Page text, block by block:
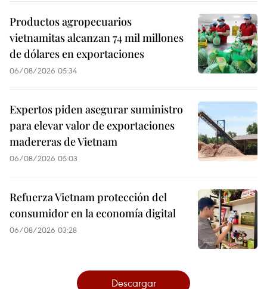
Productos agropecuarios
vietnamitas alcanzan 74 mil millones
de dólares en exportaciones
06/08/2026 05:34
Expertos piden asegurar suministro
para elevar valor de exportaciones
madereras de Vietnam
06/08/2026 05:03
Refuerza Vietnam protección del
consumidor en la economía digital
06/08/2026 03:28
Descargar